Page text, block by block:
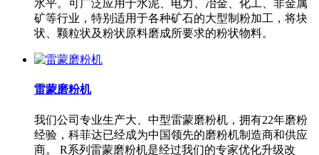
水平。可广泛应用于水泥、电力、冶金、化工、非金属
矿等行业，特别适用于各种矿石的大型制粉加工，将块
状、颗粒状及粉状原料磨成所要求的粉状物料。
雷蒙磨粉机
我们公司专业生产大、中型雷蒙磨粉机，拥有22年磨粉
经验，科菲达已经成为中国领先的磨粉机制造商和供应
商。 R系列雷蒙磨粉机是经过我们的专家优化升级改